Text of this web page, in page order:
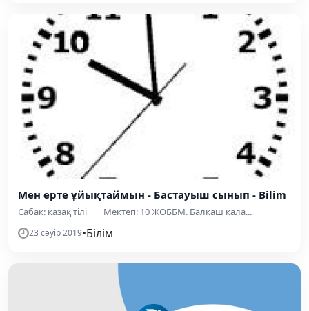
Мен ерте ұйықтаймын - Бастауыш сынып - Bilim
Сабақ: қазақ тілі Мектеп: 10 ЖОББМ. Балқаш қала...
23 сәуір 2019•Білім